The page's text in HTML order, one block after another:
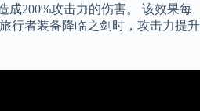
成200%攻击力的伤害。 该效果每
行者装备降临之剑时，攻击力提升